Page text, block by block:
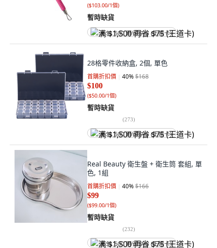
($103.00/1個)
暫時缺貨
满 $1,500 再省 $75 (王道卡)
28格零件收納盒, 2個, 單色
首購折扣價 40%$168
$100
($50.00/1個)
暫時缺貨
(273)
满 $1,500 再省 $75 (王道卡)
Real Beauty 衛生盤 + 衛生筒 套組, 單
色, 1組
首購折扣價 40%$166
$99
($99.00/1個)
暫時缺貨
(232)
满 $1,500 再省 $75 (王道卡)